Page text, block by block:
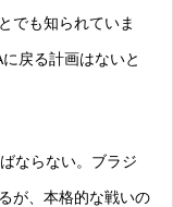
でも知られていま
戻る計画はないと
ならない。ブラジ
が、本格的な戦いの